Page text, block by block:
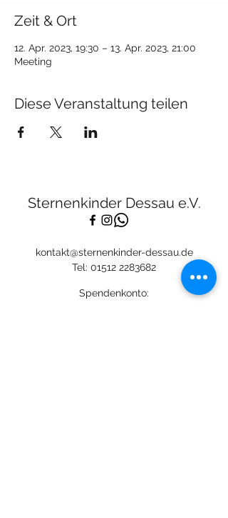
Zeit & Ort
12. Apr. 2023, 19:30 – 13. Apr. 2023, 21:00
Meeting
Diese Veranstaltung teilen
Sternenkinder Dessau e.V.
Tel: 01512 2283682
kontakt@sternenkinder-dessau.de
Spendenkonto: